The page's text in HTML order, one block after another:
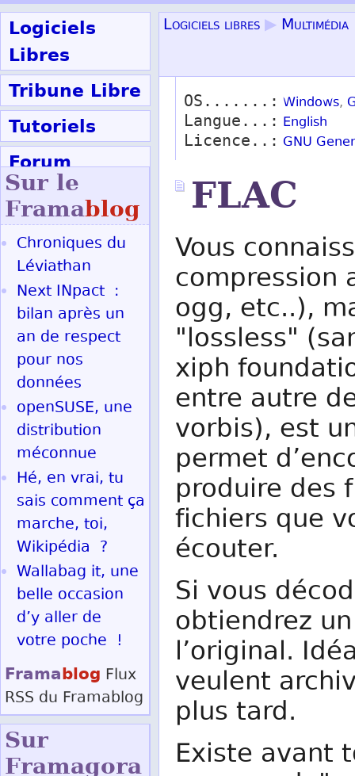
Logiciels
Libres
Tribune Libre
Tutoriels
Forum
Participer
Logiciels libres ▶
OS.......: Windows,
Langue...: English
Licence..: GNU
FLAC
Vous
compression
ogg, etc..),
"lossless"
xiph
entre autre
vorbis), est
permet
produire des
fichiers que
écouter.
Si vous
obtiendrez
l’original.
veulent
plus tard.
Existe avant
Sur le
Framablog
Chroniques du
Léviathan
Next INpact :
bilan après un
an de respect
pour nos
données
openSUSE, une
distribution
méconnue
Hé, en vrai, tu
sais comment ça
marche, toi,
Wikipédia ?
Wallabag it, une
belle occasion
d’y aller de
votre poche !
Framablog Flux
RSS du Framablog
Sur
Framagora